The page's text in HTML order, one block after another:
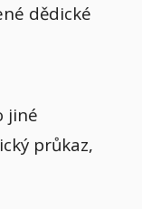
dědické
jiné
průkaz,